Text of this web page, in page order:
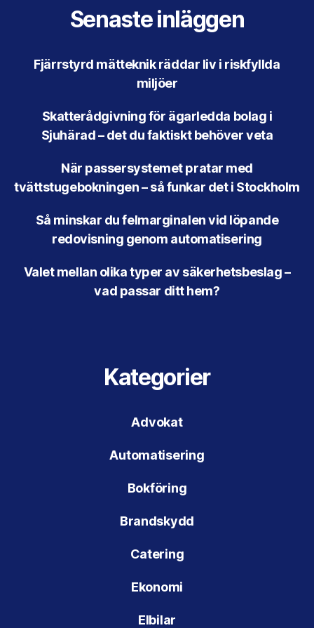
Senaste inläggen
Fjärrstyrd mätteknik räddar liv i riskfyllda
miljöer
Skatterådgivning för ägarledda bolag i
Sjuhärad – det du faktiskt behöver veta
När passersystemet pratar med
tvättstugebokningen – så funkar det i Stockholm
Så minskar du felmarginalen vid löpande
redovisning genom automatisering
Valet mellan olika typer av säkerhetsbeslag –
vad passar ditt hem?
Kategorier
Advokat
Automatisering
Bokföring
Brandskydd
Catering
Ekonomi
Elbilar